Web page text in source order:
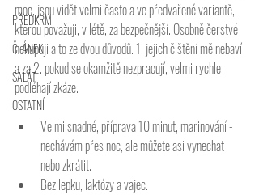
PŘEDKRM
ČLÁNEK
SALÁT
OSTATNÍ
moc, jsou vidět velmi často a ve předvařené variantě,
kterou považuji, v létě, za bezpečnější. Osobně čerstvé
nekupuji a to ze dvou důvodů. 1. jejich čištění mě nebaví
a za 2. pokud se okamžitě nezpracují, velmi rychle
podléhají zkáze.
Velmi snadné, příprava 10 minut, marinování -
nechávám přes noc, ale můžete asi vynechat
nebo zkrátit.
Bez lepku, laktózy a vajec.